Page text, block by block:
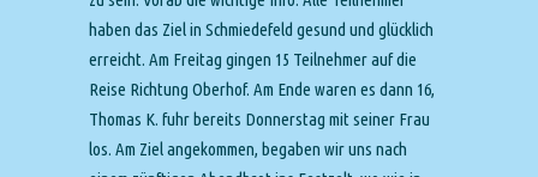
haben das Ziel in Schmiedefeld gesund und glücklich
erreicht. Am Freitag gingen 15 Teilnehmer auf die
Reise Richtung Oberhof. Am Ende waren es dann 16,
Thomas K. fuhr bereits Donnerstag mit seiner Frau
los. Am Ziel angekommen, begaben wir uns nach